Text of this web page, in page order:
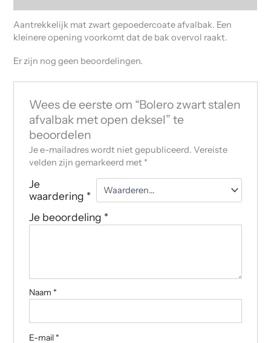
Aantrekkelijk mat zwart gepoedercoate afvalbak. Een
kleinere opening voorkomt dat de bak overvol raakt.
Er zijn nog geen beoordelingen.
Wees de eerste om “Bolero zwart stalen
afvalbak met open deksel” te
beoordelen
Je e-mailadres wordt niet gepubliceerd. Vereiste
velden zijn gemarkeerd met *
Je
waardering *
Je beoordeling *
Naam *
E-mail *